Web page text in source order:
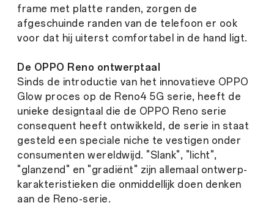
frame met platte randen, zorgen de
afgeschuinde randen van de telefoon er ook
voor dat hij uiterst comfortabel in de hand ligt.
De OPPO Reno ontwerptaal
Sinds de introductie van het innovatieve OPPO
Glow proces op de Reno4 5G serie, heeft de
unieke designtaal die de OPPO Reno serie
consequent heeft ontwikkeld, de serie in staat
gesteld een speciale niche te vestigen onder
consumenten wereldwijd. "Slank", "licht",
"glanzend" en "gradiënt" zijn allemaal ontwerp-
karakteristieken die onmiddellijk doen denken
aan de Reno-serie.